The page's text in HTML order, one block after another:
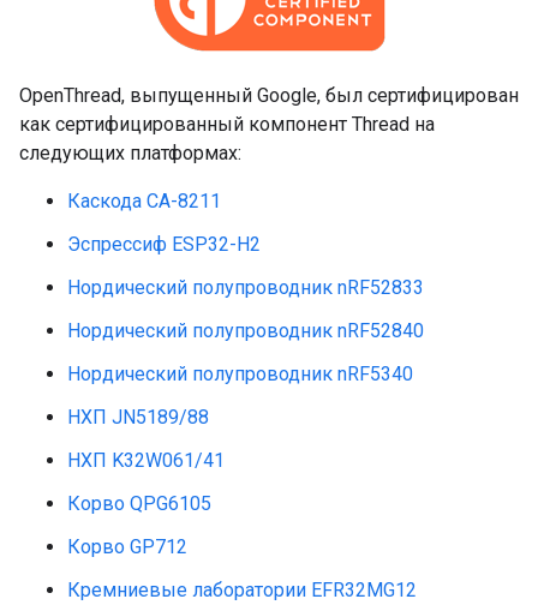
OpenThread, выпущенный Google, был сертифицирован
как сертифицированный компонент Thread на
следующих платформах:
Каскода CA-8211
Эспрессиф ESP32-H2
Нордический полупроводник nRF52833
Нордический полупроводник nRF52840
Нордический полупроводник nRF5340
НХП JN5189/88
НХП K32W061/41
Корво QPG6105
Корво GP712
Кремниевые лаборатории EFR32MG12